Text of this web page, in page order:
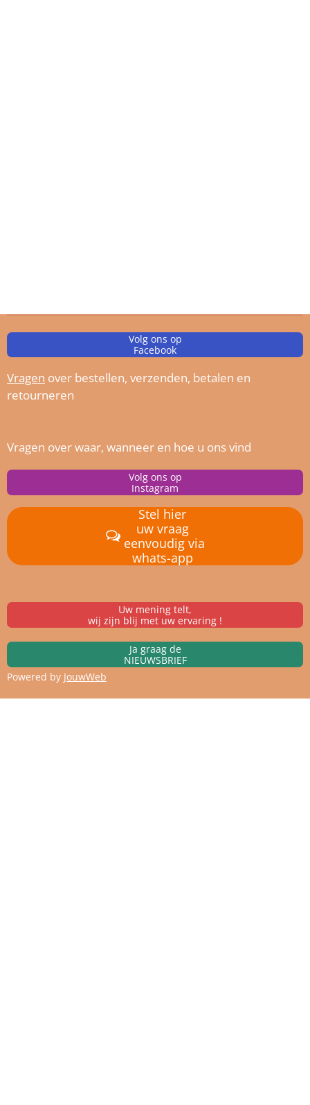
Volg ons op
Facebook
Vragen over bestellen, verzenden, betalen en
retourneren
Vragen over waar, wanneer en hoe u ons vind
Volg ons op
Instagram
Stel hier
uw vraag
eenvoudig via
whats-app
Uw mening telt,
wij zijn blij met uw ervaring !
Ja graag de
NIEUWSBRIEF
Powered by JouwWeb